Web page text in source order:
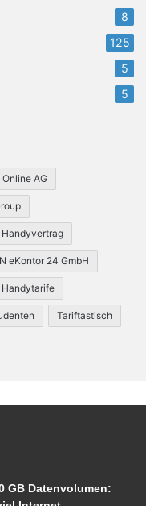
8
125
5
5
AG
eKontor 24 GmbH
Tariftastisch
GB Datenvolumen: